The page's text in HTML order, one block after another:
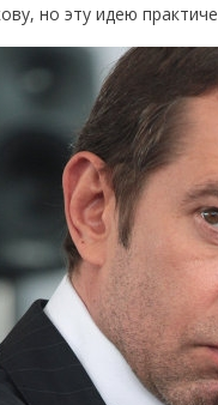
но эту идею